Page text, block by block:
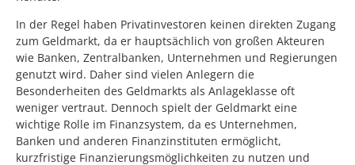
In der Regel haben Privatinvestoren keinen direkten Zugang
zum Geldmarkt, da er hauptsächlich von großen Akteuren
wie Banken, Zentralbanken, Unternehmen und Regierungen
genutzt wird. Daher sind vielen Anlegern die
Besonderheiten des Geldmarkts als Anlageklasse oft
weniger vertraut. Dennoch spielt der Geldmarkt eine
wichtige Rolle im Finanzsystem, da es Unternehmen,
Banken und anderen Finanzinstituten ermöglicht,
kurzfristige Finanzierungsmöglichkeiten zu nutzen und